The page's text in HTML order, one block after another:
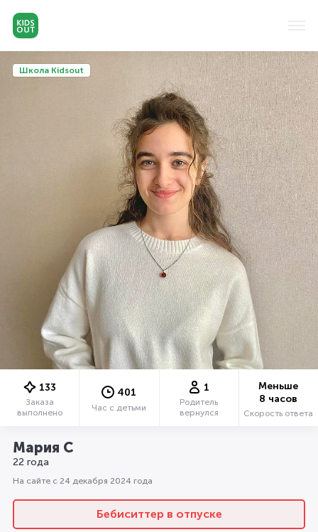
Школа Kidsout
133
Заказа
выполнено
401
Час с детьми
1
Родитель
вернулся
Меньше
8 часов
Скорость ответа
Мария С
22 года
На сайте с 24 декабря 2024 года
Бебиситтер в отпуске